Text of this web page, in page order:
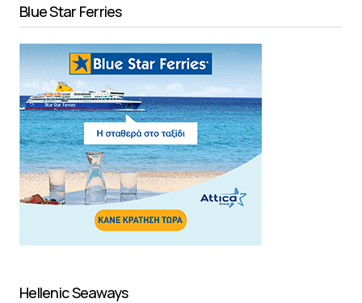
Blue Star Ferries
Hellenic Seaways